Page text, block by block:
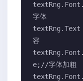
字体
容
e;//字体加粗